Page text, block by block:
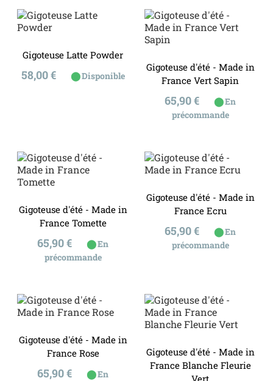
Gigoteuse Latte Powder
Prix
58,00 € ⬤Disponible
Gigoteuse d'été - Made in
France Vert Sapin
Prix
65,90 € ⬤En
précommande
Gigoteuse d'été - Made in
France Tomette
Prix
65,90 € ⬤En
précommande
Gigoteuse d'été - Made in
France Ecru
Prix
65,90 € ⬤En
précommande
Gigoteuse d'été - Made in
France Rose
Prix
65,90 € ⬤En
Gigoteuse d'été - Made in
France Blanche Fleurie
Vert